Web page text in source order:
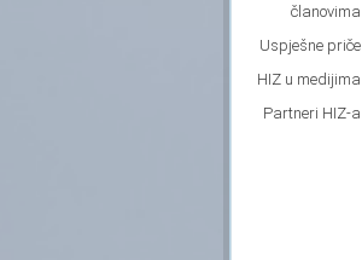
članovima
Uspješne priče
HIZ u medijima
Partneri HIZ-a